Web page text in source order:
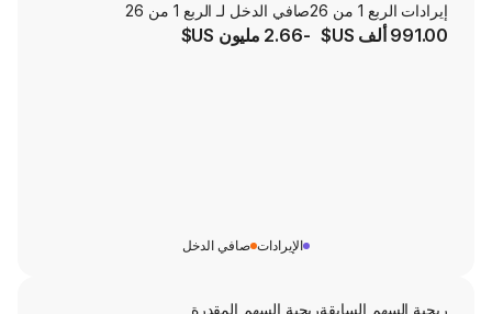
صافي الدخل لـ الربع 1 من 26
-2.66 مليون US$
ربحية السهم المقدرة